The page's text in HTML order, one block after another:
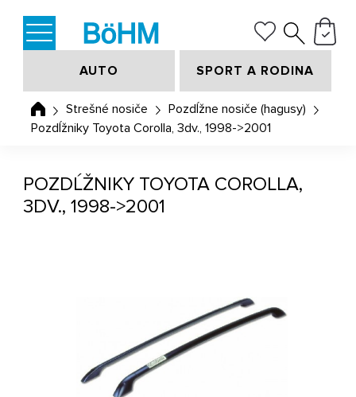
AUTO SPORT A RODINA
Strešné nosiče
Pozdĺžne nosiče (hagusy)
Pozdĺžniky Toyota Corolla, 3dv., 1998->2001
POZDĹŽNIKY TOYOTA COROLLA,
3DV., 1998->2001